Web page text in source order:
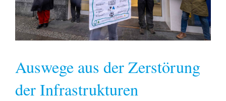
Auswege aus der Zerstörung
der Infrastrukturen